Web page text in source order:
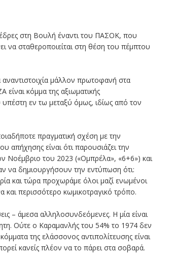
έδρες στη Βουλή έναντι του ΠΑΣΟΚ, που
να σταθεροποιείται στη θέση του πέμπτου
μάλλον πρωτοφανή στα
κόμμα της αξιωματικής
εν τω μεταξύ όμως, ιδίως από τον
πραγματική σχέση με την
απήχησης είναι ότι παρουσιάζει την
Νοέμβριο του 2023 («Ομπρέλα», «6+6») και
να δημιουργήσουν την εντύπωση ότι:
και τώρα προχωράμε όλοι μαζί ενωμένοι
και περισσότερο κωμικοτραγικό τρόπο.
– άμεσα αλληλοσυνδεόμενες. Η μία είναι
Ούτε ο Καραμανλής του 54% το 1974 δεν
της ελάσσονος αντιπολίτευσης είναι
κανείς πλέον να το πάρει στα σοβαρά.